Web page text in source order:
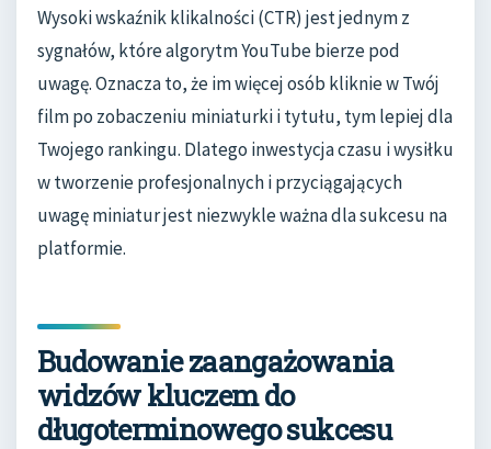
Wysoki wskaźnik klikalności (CTR) jest jednym z
sygnałów, które algorytm YouTube bierze pod
uwagę. Oznacza to, że im więcej osób kliknie w Twój
film po zobaczeniu miniaturki i tytułu, tym lepiej dla
Twojego rankingu. Dlatego inwestycja czasu i wysiłku
w tworzenie profesjonalnych i przyciągających
uwagę miniatur jest niezwykle ważna dla sukcesu na
platformie.
Budowanie zaangażowania
widzów kluczem do
długoterminowego sukcesu